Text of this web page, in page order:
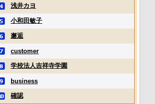
浅井カヨ
小和田敏子
邂逅
customer
学校法人吉祥寺学園
business
確認